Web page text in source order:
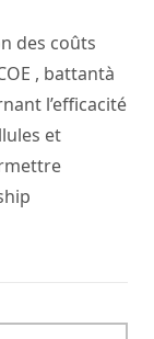
des coûts
, battantà
l’efficacité
et